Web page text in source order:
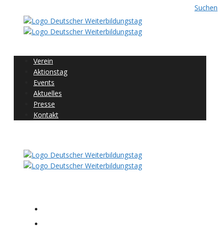
Suchen
Verein
Aktionstag
Events
Aktuelles
Presse
Kontakt